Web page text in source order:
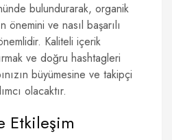
bulundurarak, organik
önemini ve nasıl başarılı
Kaliteli içerik
ve doğru hashtagleri
büyümesine ve takipçi
olacaktır.
Etkileşim